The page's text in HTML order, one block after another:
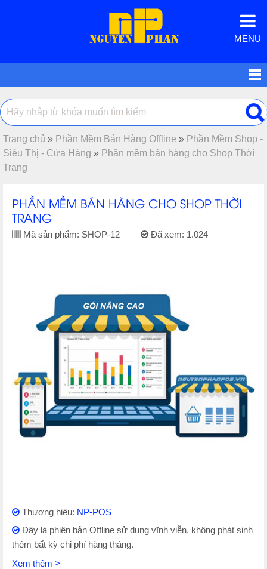
MENU
Trang chủ » Phần Mềm Bán Hàng Offline » Phần Mềm Shop -
Siêu Thị - Cửa Hàng » Phần mềm bán hàng cho Shop Thời
Trang
PHẦN MỀM BÁN HÀNG CHO SHOP THỜI
TRANG
Mã sản phẩm: SHOP-12 Đã xem: 1.024
Thương hiệu: NP-POS
Đây là phiên bản Offline sử dụng vĩnh viễn, không phát sinh
thêm bất kỳ chi phí hàng tháng.
Xem thêm >